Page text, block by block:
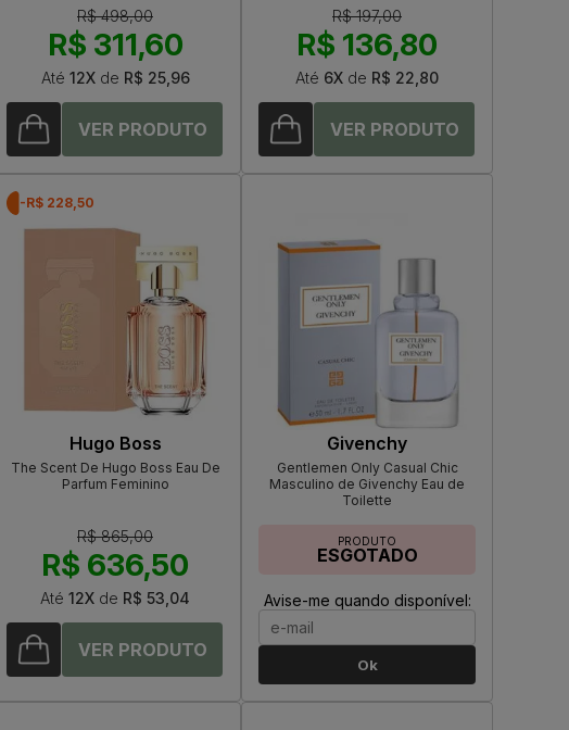
R$ 498,00
R$ 311,60
Até 12Xde R$ 25,96
R$ 197,00
R$ 136,80
Até 6X de R$ 22,80
-R$ 228,50
Hugo Boss
The Scent De Hugo Boss Eau De
Parfum Feminino
R$ 865,00
R$ 636,50
Até 12X de R$ 53,04
Givenchy
Gentlemen Only Casual Chic
Masculino de Givenchy Eau de
Toilette
PRODUTO
ESGOTADO
Avise-me quando disponível:
Ok